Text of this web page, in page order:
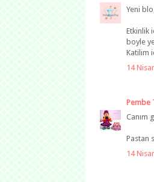
Yeni
Etkinlik
boyle
Katilim
14
Pembe
Canım
Pastan
14